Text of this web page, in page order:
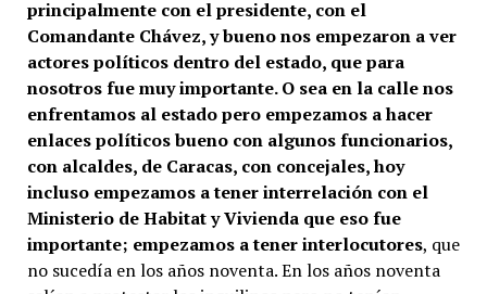
principalmente con el presidente, con el
Comandante Chávez, y bueno nos empezaron a ver
actores políticos dentro del estado, que para
nosotros fue muy importante. O sea en la calle nos
enfrentamos al estado pero empezamos a hacer
enlaces políticos bueno con algunos funcionarios,
con alcaldes, de Caracas, con concejales, hoy
incluso empezamos a tener interrelación con el
Ministerio de Habitat y Vivienda que eso fue
importante; empezamos a tener interlocutores, que
no sucedía en los años noventa. En los años noventa